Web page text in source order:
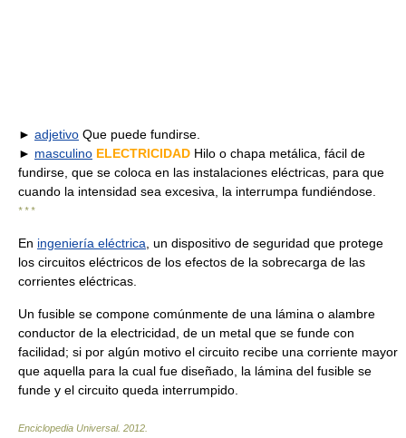
► adjetivo Que puede fundirse.
► masculino ELECTRICIDAD Hilo o chapa metálica, fácil de
fundirse, que se coloca en las instalaciones eléctricas, para que
cuando la intensidad sea excesiva, la interrumpa fundiéndose.
* * *
En ingeniería eléctrica , un dispositivo de seguridad que protege
los circuitos eléctricos de los efectos de la sobrecarga de las
corrientes eléctricas.
Un fusible se compone comúnmente de una lámina o alambre
conductor de la electricidad, de un metal que se funde con
facilidad; si por algún motivo el circuito recibe una corriente mayor
que aquella para la cual fue diseñado, la lámina del fusible se
funde y el circuito queda interrumpido.
Enciclopedia Universal. 2012